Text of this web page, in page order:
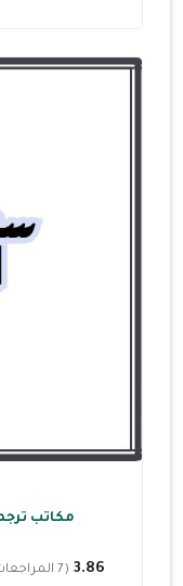
مكاتب
3.86 (7 المراجعات)